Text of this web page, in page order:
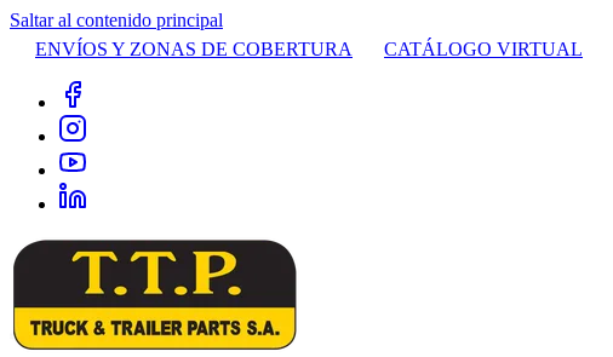
Saltar al contenido principal
ENVÍOS Y ZONAS DE COBERTURA
CATÁLOGO VIRTUAL